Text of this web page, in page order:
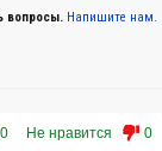
вопросы. Напишите нам.
0 Не нравится 0